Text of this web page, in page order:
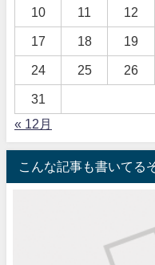
10 11 12
17 18 19
24 25 26
31
« 12月
こんな記事も書いてる